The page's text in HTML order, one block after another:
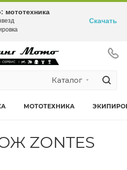
Каталог
МОТОТЕХНИКА
ZONTES
мототехника
Скачать